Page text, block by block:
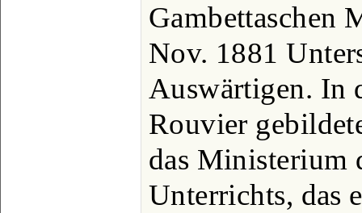
Gambettaschen
Nov. 1881
Auswärtigen. In
Rouvier
das Ministerium
Unterrichts, das